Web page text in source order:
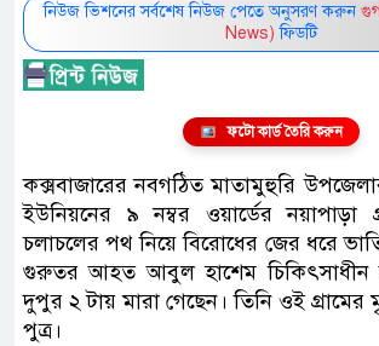
নিউজ ভিশনের সর্বশেষ নিউজ পেতে অনুসরণ করুন
News) ফিডটি
ফটো কার্ড তৈরি করুন
কক্সবাজারের নবগঠিত মাতামুহুরি
ইউনিয়নের ৯ নম্বর ওয়ার্ডের নয়াপাড়া
চলাচলের পথ নিয়ে বিরোধের জের ধরে
গুরুতর আহত আবুল হাশেম চিকিৎসাধীন
দুপুর ২ টায় মারা গেছেন। তিনি ওই
পুত্র।